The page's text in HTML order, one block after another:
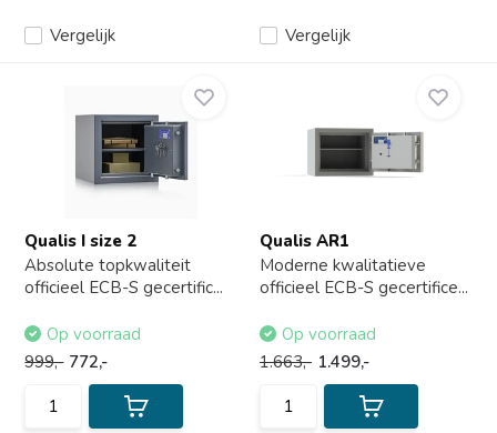
Vergelijk Vergelijk
Qualis I size 2
Absolute topkwaliteit
officieel ECB-S gecertific...
Op voorraad
999,- 772,-
Qualis AR1
Moderne kwalitatieve
officieel ECB-S gecertifice...
Op voorraad
1.663,- 1.499,-